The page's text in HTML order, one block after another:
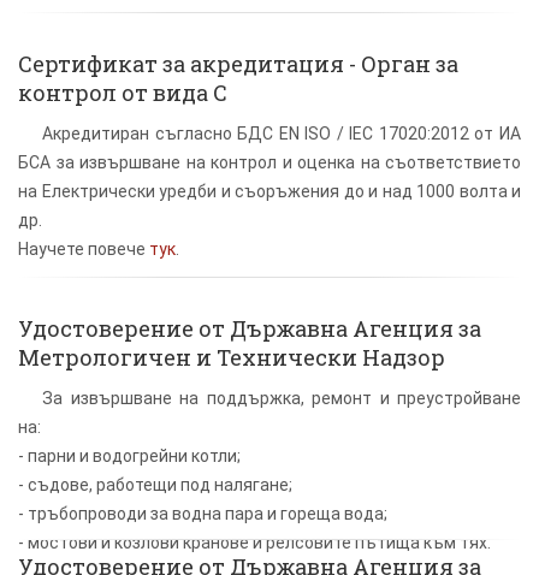
Сертификат за акредитация - Орган за
контрол от вида С
Акредитиран съгласно БДС EN ISO / IEC 17020:2012 от ИА
БСА за извършване на контрол и оценка на съответствието
на Електрически уредби и съоръжения до и над 1000 волта и
др.
Научете повече тук
Удостоверение от Държавна Агенция за
Метрологичен и Технически Надзор
За извършване на поддържка, ремонт и преустройване
на:
- парни и водогрейни котли;
- съдове, работещи под налягане;
- тръбопроводи за водна пара и гореща вода;
- мостови и козлови кранове и релсовите пътища към тях.
Удостоверение от Държавна Агенция за